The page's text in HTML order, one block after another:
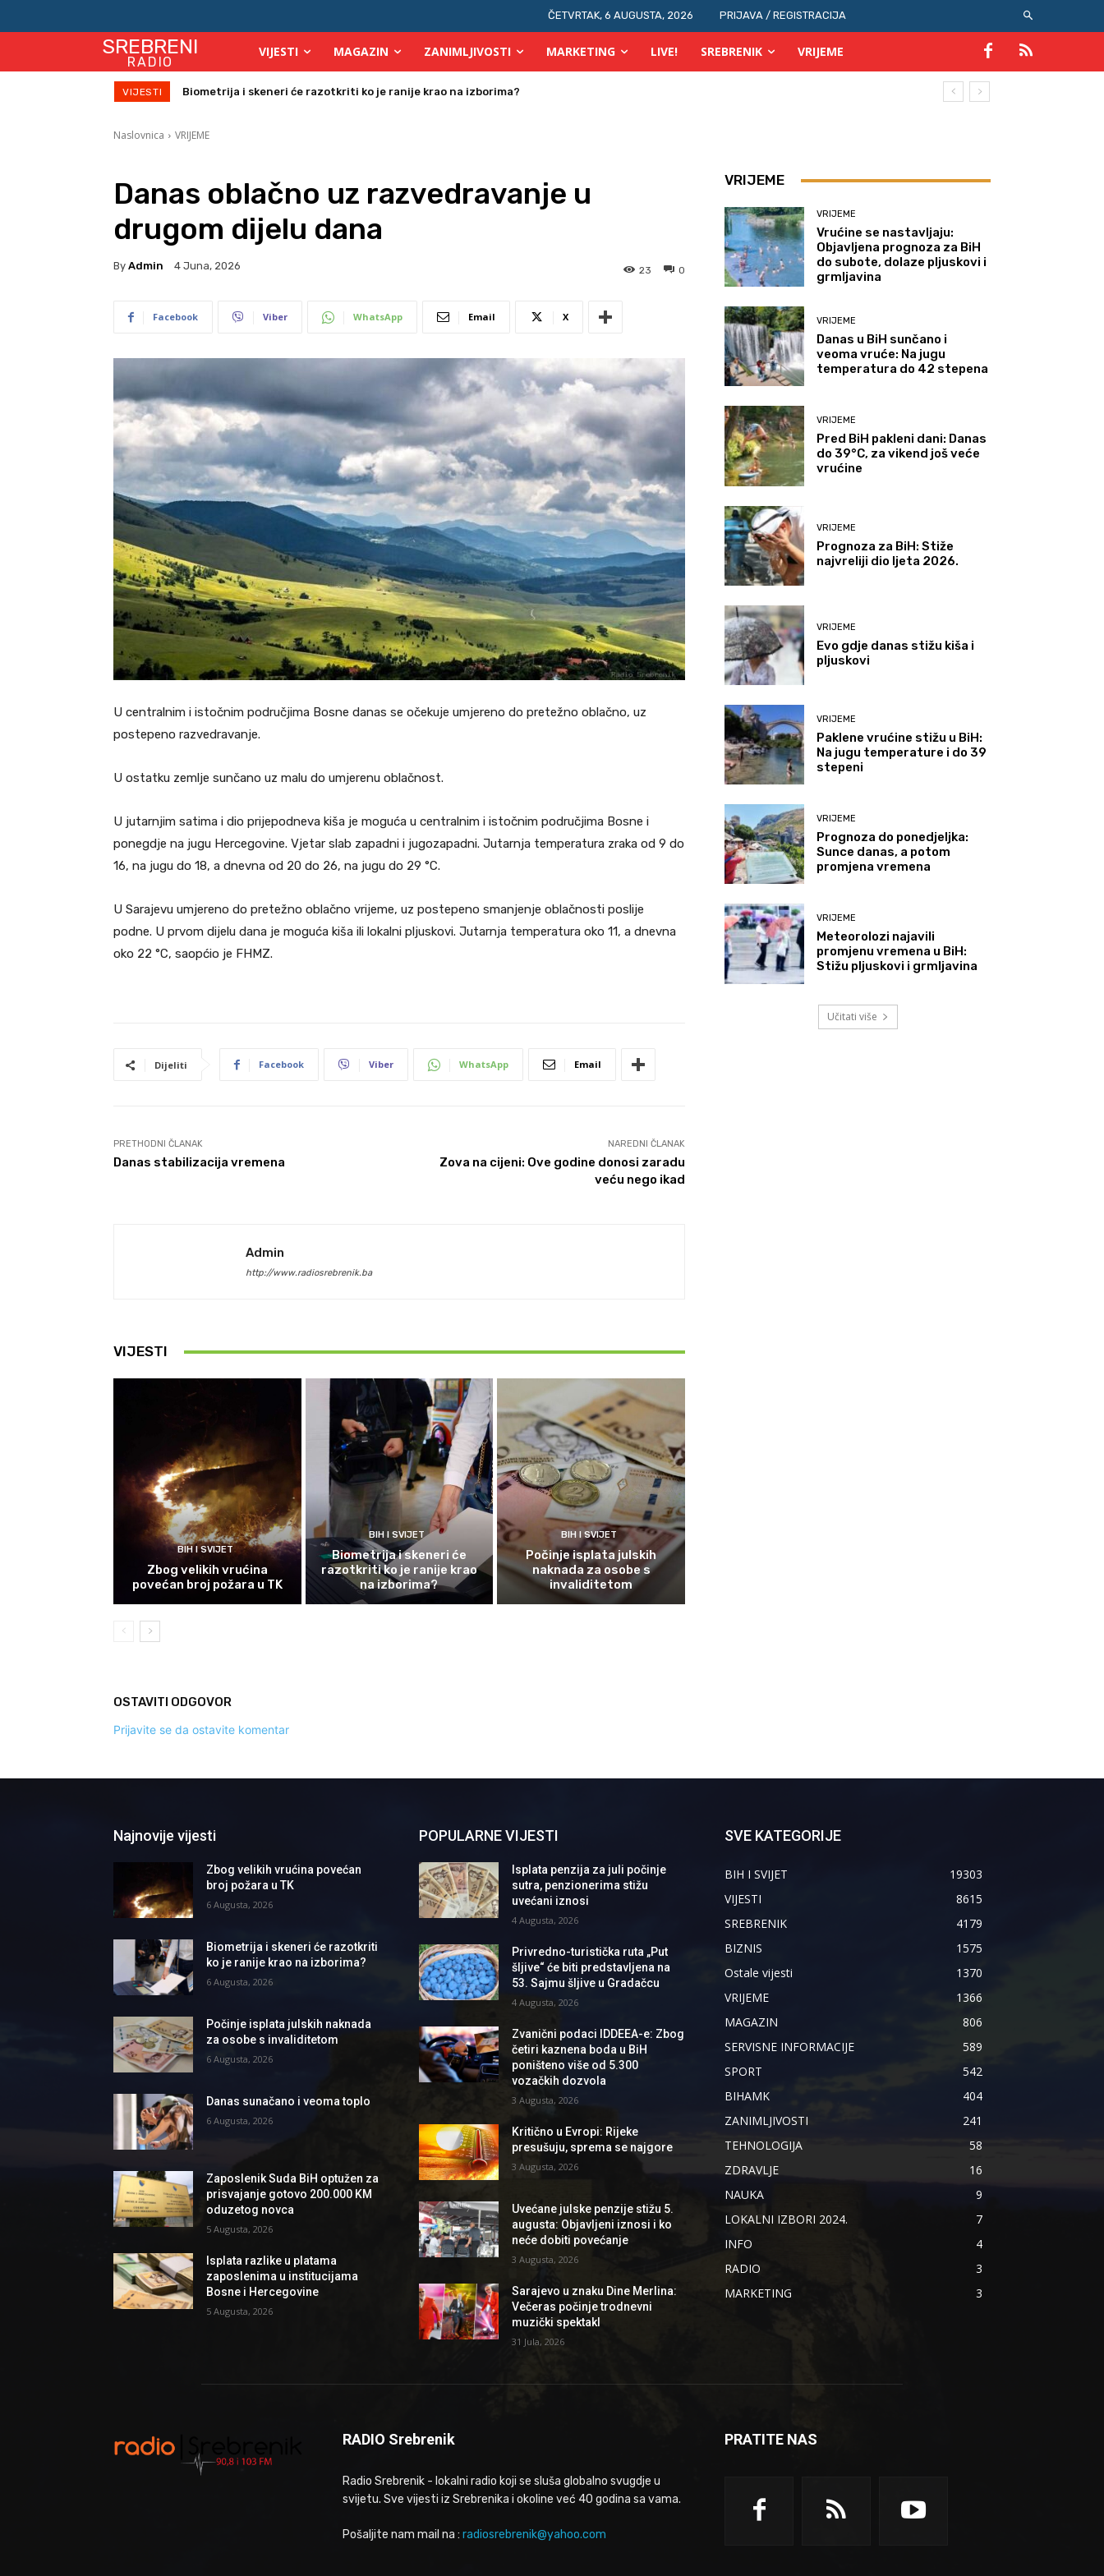
ČETVRTAK, 6 AUGUSTA, 2026 PRIJAVA / REGISTRACIJA
SREBRENI
RADIO
VIJESTI MAGAZIN ZANIMLJIVOSTI MARKETING LIVE! SREBRENIK VRIJEME
VIJESTI Biometrija i skeneri će razotkriti ko je ranije krao na izborima?
Počinje isplata julskih naknada za osobe s invaliditetom
Naslovnica VRIJEME
Danas oblačno uz razvedravanje u
drugom dijelu dana
By Admin 4 Juna, 2026 0
23
Facebook Viber WhatsApp Email X
U centralnim i istočnim područjima Bosne danas se očekuje umjereno do pretežno oblačno, uz
postepeno razvedravanje.
U ostatku zemlje sunčano uz malu do umjerenu oblačnost.
U jutarnjim satima i dio prijepodneva kiša je moguća u centralnim i istočnim područjima Bosne i
ponegdje na jugu Hercegovine. Vjetar slab zapadni i jugozapadni. Jutarnja temperatura zraka od 9 do
16, na jugu do 18, a dnevna od 20 do 26, na jugu do 29 °C.
U Sarajevu umjereno do pretežno oblačno vrijeme, uz postepeno smanjenje oblačnosti poslije
podne. U prvom dijelu dana je moguća kiša ili lokalni pljuskovi. Jutarnja temperatura oko 11, a dnevna
oko 22 °C, saopćio je FHMZ.
Dijeliti Facebook Viber WhatsApp Email
PRETHODNI ČLANAK
Danas stabilizacija vremena
NAREDNI ČLANAK
Zova na cijeni: Ove godine donosi zaradu
veću nego ikad
Admin
http://www.radiosrebrenik.ba
VIJESTI
BIH I SVIJET
Zbog velikih vrućina
povećan broj požara u TK
BIH I SVIJET
Biometrija i skeneri će
razotkriti ko je ranije krao
na izborima?
BIH I SVIJET
Počinje isplata julskih
naknada za osobe s
invaliditetom
OSTAVITI ODGOVOR
Prijavite se da ostavite komentar
VRIJEME
VRIJEME
Vrućine se nastavljaju:
Objavljena prognoza za BiH
do subote, dolaze pljuskovi i
grmljavina
VRIJEME
Danas u BiH sunčano i
veoma vruće: Na jugu
temperatura do 42 stepena
VRIJEME
Pred BiH pakleni dani: Danas
do 39°C, za vikend još veće
vrućine
VRIJEME
Prognoza za BiH: Stiže
najvreliji dio ljeta 2026.
VRIJEME
Evo gdje danas stižu kiša i
pljuskovi
VRIJEME
Paklene vrućine stižu u BiH:
Na jugu temperature i do 39
stepeni
VRIJEME
Prognoza do ponedjeljka:
Sunce danas, a potom
promjena vremena
VRIJEME
Meteorolozi najavili
promjenu vremena u BiH:
Stižu pljuskovi i grmljavina
Učitati više
Najnovije vijesti
Zbog velikih vrućina povećan
broj požara u TK
6 Augusta, 2026
Biometrija i skeneri će razotkriti
ko je ranije krao na izborima?
6 Augusta, 2026
Počinje isplata julskih naknada
za osobe s invaliditetom
6 Augusta, 2026
Danas sunačano i veoma toplo
6 Augusta, 2026
Zaposlenik Suda BiH optužen za
prisvajanje gotovo 200.000 KM
oduzetog novca
5 Augusta, 2026
Isplata razlike u platama
zaposlenima u institucijama
Bosne i Hercegovine
5 Augusta, 2026
POPULARNE VIJESTI
Isplata penzija za juli počinje
sutra, penzionerima stižu
uvećani iznosi
4 Augusta, 2026
Privredno-turistička ruta „Put
šljive“ će biti predstavljena na
53. Sajmu šljive u Gradačcu
4 Augusta, 2026
Zvanični podaci IDDEEA-e: Zbog
četiri kaznena boda u BiH
poništeno više od 5.300
vozačkih dozvola
3 Augusta, 2026
Kritično u Evropi: Rijeke
presušuju, sprema se najgore
3 Augusta, 2026
Uvećane julske penzije stižu 5.
augusta: Objavljeni iznosi i ko
neće dobiti povećanje
3 Augusta, 2026
Sarajevo u znaku Dine Merlina:
Večeras počinje trodnevni
muzički spektakl
31 Jula, 2026
SVE KATEGORIJE
BIH I SVIJET
19303
VIJESTI
8615
SREBRENIK
4179
BIZNIS
1575
Ostale vijesti
1370
VRIJEME
1366
MAGAZIN
806
SERVISNE INFORMACIJE
589
SPORT
542
BIHAMK
404
ZANIMLJIVOSTI
241
TEHNOLOGIJA
58
ZDRAVLJE
16
NAUKA
9
LOKALNI IZBORI 2024.
7
INFO
4
RADIO
3
MARKETING
3
RADIO Srebrenik
Radio Srebrenik - lokalni radio koji se sluša globalno svugdje u
svijetu. Sve vijesti iz Srebrenika i okoline već 40 godina sa vama.
Pošaljite nam mail na : radiosrebrenik@yahoo.com
PRATITE NAS